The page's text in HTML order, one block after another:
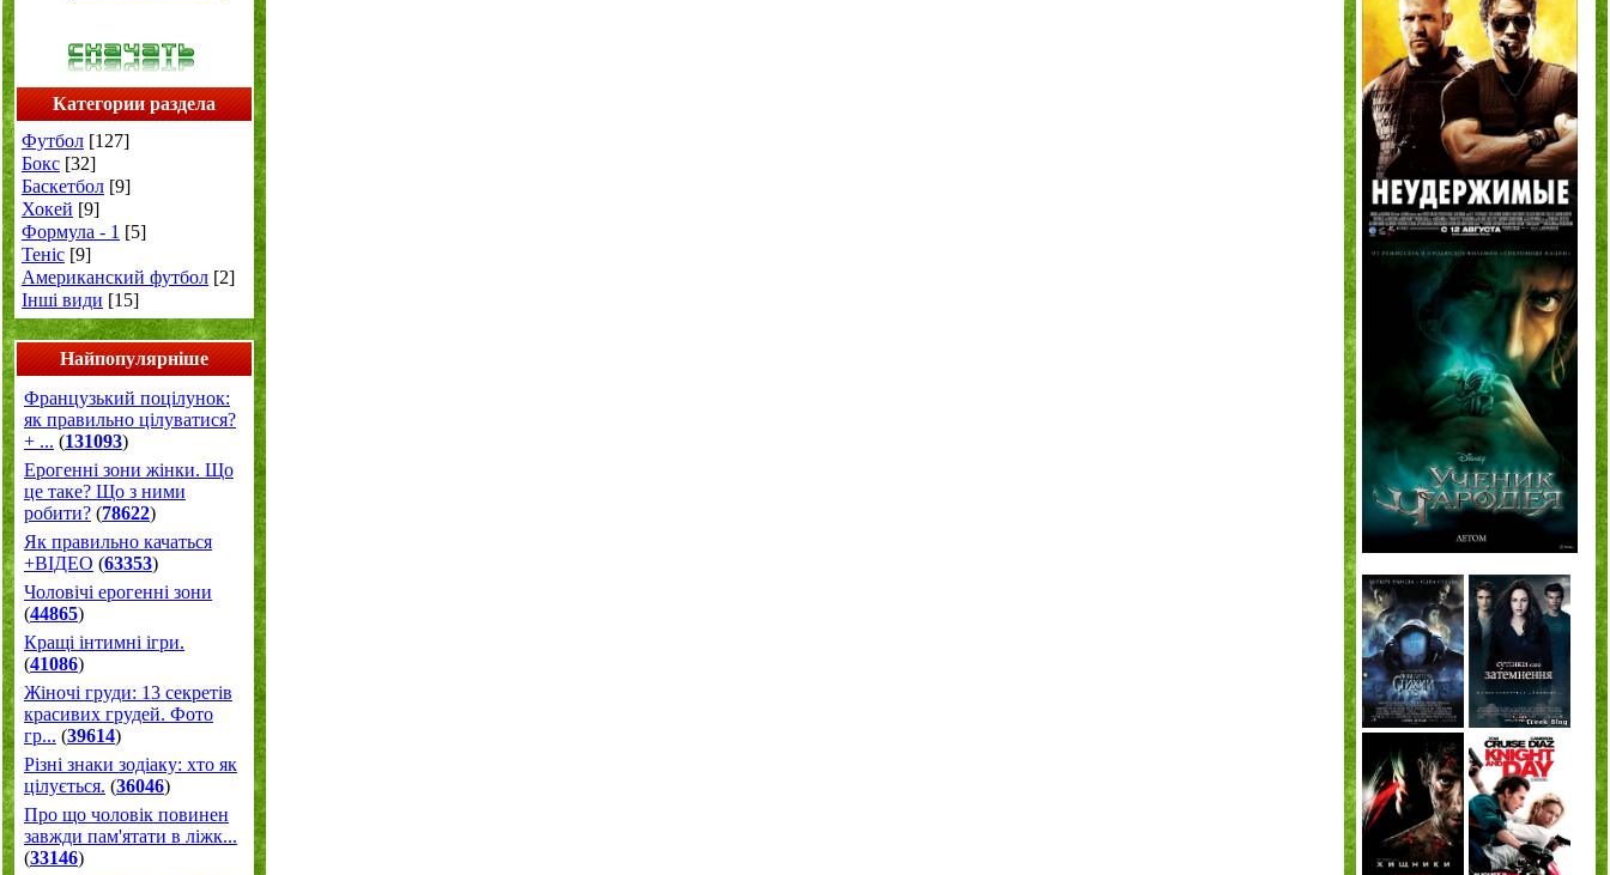
Категории раздела
Футбол [127]
Бокс [32]
Баскетбол [9]
Хокей [9]
Формула - 1 [5]
Теніс [9]
Американский футбол [2]
Інші види [15]
Найпопулярніше
Французький поцілунок:
як правильно цілуватися?
+ ... (131093)
Ерогенні зони жінки. Що
це таке? Що з ними
робити? (78622)
Як правильно качаться
+ВІДЕО (63353)
Чоловічі ерогенні зони
(44865)
Кращі інтимні ігри.
(41086)
Жіночі груди: 13 секретів
красивих грудей. Фото
гр... (39614)
Різні знаки зодіаку: хто як
цілується. (36046)
Про що чоловік повинен
завжди пам'ятати в ліжк...
(33146)